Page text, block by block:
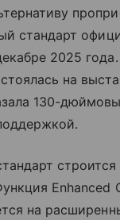
стандарт
2025
на
130-
Enhanced
на